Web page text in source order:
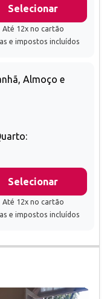
Selecionar
Até 12x no cartão
e impostos incluídos
Almoço e
Selecionar
Até 12x no cartão
e impostos incluídos